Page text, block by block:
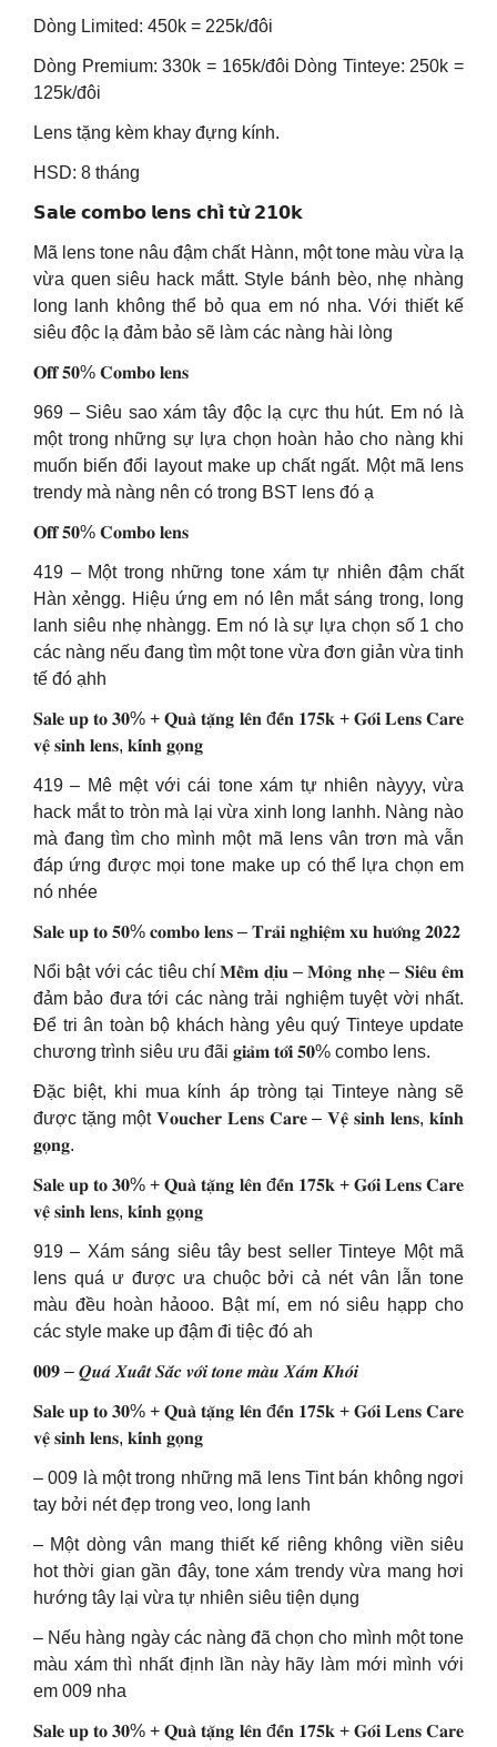
Dòng Limited: 450k = 225k/đôi
Dòng Premium: 330k = 165k/đôi Dòng Tinteye: 250k =
125k/đôi
Lens tặng kèm khay đựng kính.
HSD: 8 tháng
𝗦𝗮𝗹𝗲 𝗰𝗼𝗺𝗯𝗼 𝗹𝗲𝗻𝘀 𝗰𝗵𝗶̉ 𝘁𝘂̛̀ 𝟮𝟭𝟬𝗸
Mã lens tone nâu đậm chất Hànn, một tone màu vừa lạ
vừa quen siêu hack mắtt. Style bánh bèo, nhẹ nhàng
long lanh không thể bỏ qua em nó nha. Với thiết kế
siêu độc lạ đảm bảo sẽ làm các nàng hài lòng
𝐎𝐟𝐟 𝟓𝟎% 𝐂𝐨𝐦𝐛𝐨 𝐥𝐞𝐧𝐬
969 – Siêu sao xám tây độc lạ cực thu hút. Em nó là
một trong những sự lựa chọn hoàn hảo cho nàng khi
muốn biến đổi layout make up chất ngất. Một mã lens
trendy mà nàng nên có trong BST lens đó ạ
𝐎𝐟𝐟 𝟓𝟎% 𝐂𝐨𝐦𝐛𝐨 𝐥𝐞𝐧𝐬
419 – Một trong những tone xám tự nhiên đậm chất
Hàn xẻngg. Hiệu ứng em nó lên mắt sáng trong, long
lanh siêu nhẹ nhàngg. Em nó là sự lựa chọn số 1 cho
các nàng nếu đang tìm một tone vừa đơn giản vừa tinh
tế đó ạhh
𝐒𝐚𝐥𝐞 𝐮𝐩 𝐭𝐨 𝟑𝟎% + 𝐐𝐮𝐚̀ 𝐭𝐚̣̆𝐧𝐠 𝐥𝐞̂𝐧 đ𝐞̂́𝐧 𝟏𝟕𝟓𝐤 + 𝐆𝐨́𝐢 𝐋𝐞𝐧𝐬 𝐂𝐚𝐫𝐞
𝐯𝐞̣̂ 𝐬𝐢𝐧𝐡 𝐥𝐞𝐧𝐬, 𝐤𝐢́𝐧𝐡 𝐠𝐨̣𝐧𝐠
419 – Mê mệt với cái tone xám tự nhiên nàyyy, vừa
hack mắt to tròn mà lại vừa xinh long lanhh. Nàng nào
mà đang tìm cho mình một mã lens vân trơn mà vẫn
đáp ứng được mọi tone make up có thể lựa chọn em
nó nhée
𝐒𝐚𝐥𝐞 𝐮𝐩 𝐭𝐨 𝟓𝟎% 𝐜𝐨𝐦𝐛𝐨 𝐥𝐞𝐧𝐬 – 𝐓𝐫𝐚̉𝐢 𝐧𝐠𝐡𝐢𝐞̣̂𝐦 𝐱𝐮 𝐡𝐮̛𝐨̛́𝐧𝐠 𝟐𝟎𝟐𝟐
Nổi bật với các tiêu chí 𝐌𝐞̂̀𝐦 𝐝𝐢̣𝐮 – 𝐌𝐨̉𝐧𝐠 𝐧𝐡𝐞̣ – 𝐒𝐢𝐞̂𝐮 𝐞̂𝐦
đảm bảo đưa tới các nàng trải nghiệm tuyệt vời nhất.
Để tri ân toàn bộ khách hàng yêu quý Tinteye update
chương trình siêu ưu đãi 𝐠𝐢𝐚̉𝐦 𝐭𝐨̛́𝐢 𝟓𝟎% combo lens.
Đặc biệt, khi mua kính áp tròng tại Tinteye nàng sẽ
được tặng một 𝐕𝐨𝐮𝐜𝐡𝐞𝐫 𝐋𝐞𝐧𝐬 𝐂𝐚𝐫𝐞 – 𝐕𝐞̣̂ 𝐬𝐢𝐧𝐡 𝐥𝐞𝐧𝐬, 𝐤𝐢́𝐧𝐡
𝐠𝐨̣𝐧𝐠.
𝐒𝐚𝐥𝐞 𝐮𝐩 𝐭𝐨 𝟑𝟎% + 𝐐𝐮𝐚̀ 𝐭𝐚̣̆𝐧𝐠 𝐥𝐞̂𝐧 đ𝐞̂́𝐧 𝟏𝟕𝟓𝐤 + 𝐆𝐨́𝐢 𝐋𝐞𝐧𝐬 𝐂𝐚𝐫𝐞
𝐯𝐞̣̂ 𝐬𝐢𝐧𝐡 𝐥𝐞𝐧𝐬, 𝐤𝐢́𝐧𝐡 𝐠𝐨̣𝐧𝐠
919 – Xám sáng siêu tây best seller Tinteye Một mã
lens quá ư được ưa chuộc bởi cả nét vân lẫn tone
màu đều hoàn hảooo. Bật mí, em nó siêu hạpp cho
các style make up đậm đi tiệc đó ah
𝟎𝟎𝟗 – 𝑸𝒖𝒂́ 𝑿𝒖𝒂̂́𝒕 𝑺𝒂̆́𝒄 𝒗𝒐̛́𝒊 𝒕𝒐𝒏𝒆 𝒎𝒂̀𝒖 𝑿𝒂́𝒎 𝑲𝒉𝒐́𝒊
𝐒𝐚𝐥𝐞 𝐮𝐩 𝐭𝐨 𝟑𝟎% + 𝐐𝐮𝐚̀ 𝐭𝐚̣̆𝐧𝐠 𝐥𝐞̂𝐧 đ𝐞̂́𝐧 𝟏𝟕𝟓𝐤 + 𝐆𝐨́𝐢 𝐋𝐞𝐧𝐬 𝐂𝐚𝐫𝐞
𝐯𝐞̣̂ 𝐬𝐢𝐧𝐡 𝐥𝐞𝐧𝐬, 𝐤𝐢́𝐧𝐡 𝐠𝐨̣𝐧𝐠
– 009 là một trong những mã lens Tint bán không ngơi
tay bởi nét đẹp trong veo, long lanh
– Một dòng vân mang thiết kế riêng không viền siêu
hot thời gian gần đây, tone xám trendy vừa mang hơi
hướng tây lại vừa tự nhiên siêu tiện dụng
– Nếu hàng ngày các nàng đã chọn cho mình một tone
màu xám thì nhất định lần này hãy làm mới mình với
em 009 nha
𝐒𝐚𝐥𝐞 𝐮𝐩 𝐭𝐨 𝟑𝟎% + 𝐐𝐮𝐚̀ 𝐭𝐚̣̆𝐧𝐠 𝐥𝐞̂𝐧 đ𝐞̂́𝐧 𝟏𝟕𝟓𝐤 + 𝐆𝐨́𝐢 𝐋𝐞𝐧𝐬 𝐂𝐚𝐫𝐞